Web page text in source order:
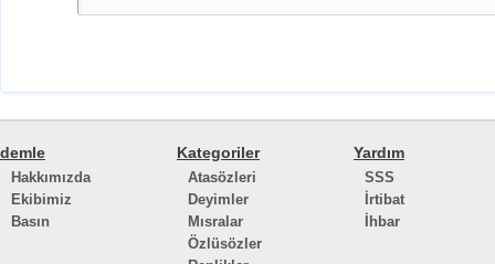
demle
Hakkımızda
Ekibimiz
Basın
Kategoriler
Atasözleri
Deyimler
Mısralar
Özlüsözler
Yardım
SSS
İrtibat
İhbar